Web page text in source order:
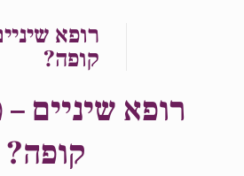
רופא
קופה?
רופא שיניים
קופה?